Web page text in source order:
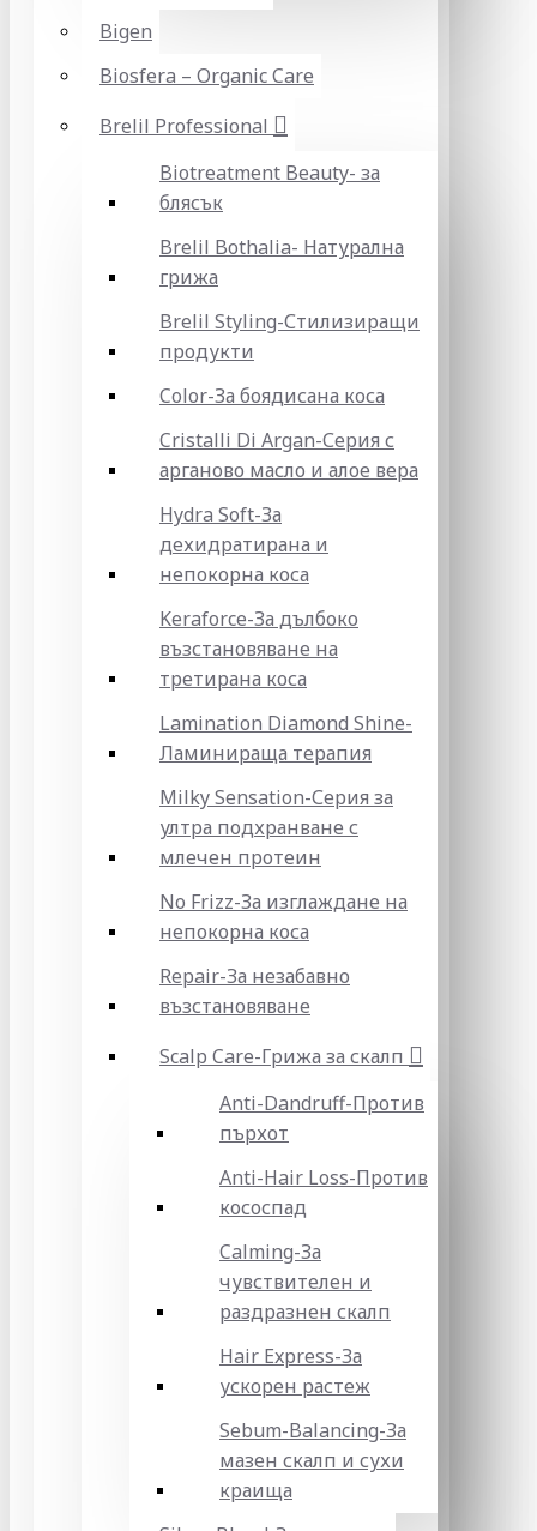
Bigen
Biosfera – Organic Care
Brelil Professional
Biotreatment Beauty- за
блясък
Brelil Bothalia- Натурална
грижа
Brelil Styling-Стилизиращи
продукти
Color-За боядисана коса
Cristalli Di Argan-Серия с
арганово масло и алое вера
Hydra Soft-За
дехидратирана и
непокорна коса
Keraforce-За дълбоко
възстановяване на
третирана коса
Lamination Diamond Shine-
Ламинираща терапия
Milky Sensation-Серия за
ултра подхранване с
млечен протеин
No Frizz-За изглаждане на
непокорна коса
Repair-За незабавно
възстановяване
Scalp Care-Грижа за скалп
Anti-Dandruff-Против
пърхот
Anti-Hair Loss-Против
кососпад
Calming-За
чувствителен и
раздразнен скалп
Hair Express-За
ускорен растеж
Sebum-Balancing-За
мазен скалп и сухи
краища